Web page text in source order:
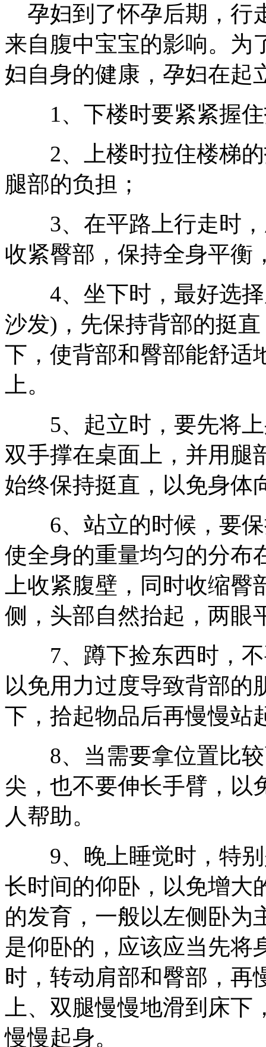
孕妇到了怀孕后期，行
来自腹中宝宝的影响。为
妇自身的健康，孕妇在起
1、下楼时要紧紧握住
2、上楼时拉住楼梯的
腿部的负担；
3、在平路上行走时，
收紧臀部，保持全身平衡
4、坐下时，最好选择
沙发)，先保持背部的挺
下，使背部和臀部能舒适
上。
5、起立时，要先将上
双手撑在桌面上，并用腿
始终保持挺直，以免身体
6、站立的时候，要保
使全身的重量均匀的分布
上收紧腹壁，同时收缩
侧，头部自然抬起，两眼
7、蹲下捡东西时，不
以免用力过度导致背部的
下，拾起物品后再慢慢站
8、当需要拿位置比较
尖，也不要伸长手臂，以
人帮助。
9、晚上睡觉时，特别
长时间的仰卧，以免增大
的发育，一般以左侧卧为
是仰卧的，应该应当先将
时，转动肩部和臀部，再
上、双腿慢慢地滑到床
慢慢起身。